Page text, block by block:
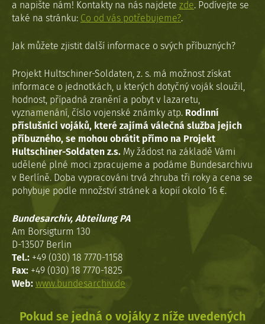
a napište nám! Kontakty na nás najdete zde. Podívejte se
také na stránku: Co od vás potřebujeme?.
Jak můžete zjistit další informace o svých příbuzných?
Projekt Hultschiner-Soldaten, z. s. má možnost získat
informace o jednotkách, u kterých dotyčný voják sloužil,
hodnost, případná zranění a pobyt v lazaretu,
vyznamenání, číslo vojenské známky atp. Rodinní
příslušníci vojáků, které zajímá válečná služba jejich
příbuzného, se mohou obrátit přímo na Projekt
Hultschiner-Soldaten z.s. My žádost na základě Vámi
udělené plné moci zpracujeme a podáme Bundesarchivu
v Berlíně. Doba vypracováni trvá zhruba tři roky a cena se
pohybuje podle množství stránek a kopií okolo 16 €.
Bundesarchiv, Abteilung PA
Am Borsigturm 130
D-13507 Berlin
Tel.: +49 (030) 18 7770-1158
Fax: +49 (030) 18 7770-1825
Web: www.bundesarchiv.de
Pokud se jedná o vojáky z níže uvedených